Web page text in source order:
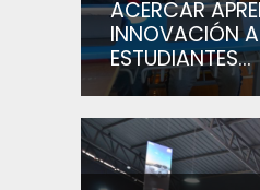
ACERCAR
INNOVACIÓN
ESTUDIANTES...